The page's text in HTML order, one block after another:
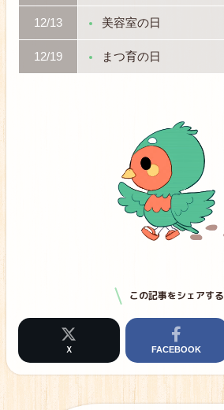
12/13 美容室の日
12/19 まつ育の日
この記事をシェアする
Ｘ FACEBOOK